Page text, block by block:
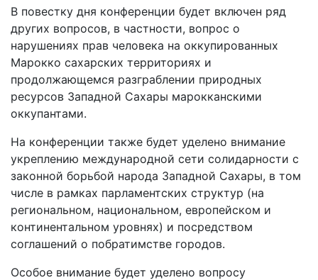
В повестку дня конференции будет включен ряд
других вопросов, в частности, вопрос о
нарушениях прав человека на оккупированных
Марокко сахарских территориях и
продолжающемся разграблении природных
ресурсов Западной Сахары марокканскими
оккупантами.
На конференции также будет уделено внимание
укреплению международной сети солидарности с
законной борьбой народа Западной Сахары, в том
числе в рамках парламентских структур (на
региональном, национальном, европейском и
континентальном уровнях) и посредством
соглашений о побратимстве городов.
Особое внимание будет уделено вопросу